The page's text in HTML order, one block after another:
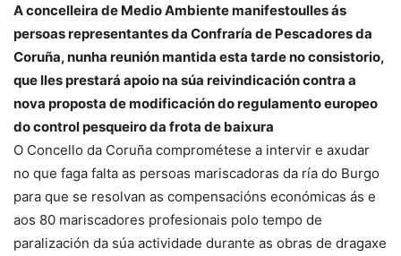
A concelleira de Medio Ambiente manifestoulles ás
persoas representantes da Confraría de Pescadores da
Coruña, nunha reunión mantida esta tarde no consistorio,
que lles prestará apoio na súa reivindicación contra a
nova proposta de modificación do regulamento europeo
do control pesqueiro da frota de baixura
O Concello da Coruña comprométese a intervir e axudar
no que faga falta as persoas mariscadoras da ría do Burgo
para que se resolvan as compensacións económicas ás e
aos 80 mariscadores profesionais polo tempo de
paralización da súa actividade durante as obras de dragaxe